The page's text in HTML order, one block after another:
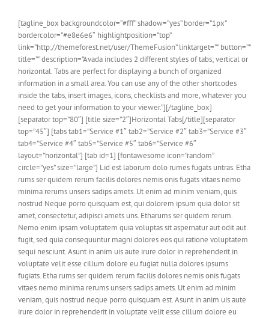
[tagline_box backgroundcolor=”#fff” shadow=”yes” border=”1px”
bordercolor=”#e8e6e6″ highlightposition=”top”
link=”http://themeforest.net/user/ThemeFusion” linktarget=”” button=””
title=”” description=”Avada includes 2 different styles of tabs; vertical or
horizontal. Tabs are perfect for displaying a bunch of organized
information in a small area. You can use any of the other shortcodes
inside the tabs, insert images, icons, checklists and more, whatever you
need to get your information to your viewer.”][/tagline_box]
[separator top=”80″] [title size=”2″]Horizontal Tabs[/title][separator
top=”45″] [tabs tab1=”Service #1″ tab2=”Service #2″ tab3=”Service #3″
tab4=”Service #4″ tab5=”Service #5″ tab6=”Service #6″
layout=”horizontal”] [tab id=1] [fontawesome icon=”random”
circle=”yes” size=”large”] Lid est laborum dolo rumes fugats untras. Etha
rums ser quidem rerum facilis dolores nemis onis fugats vitaes nemo
minima rerums unsers sadips amets. Ut enim ad minim veniam, quis
nostrud Neque porro quisquam est, qui dolorem ipsum quia dolor sit
amet, consectetur, adipisci amets uns. Etharums ser quidem rerum.
Nemo enim ipsam voluptatem quia voluptas sit aspernatur aut odit aut
fugit, sed quia consequuntur magni dolores eos qui ratione voluptatem
sequi nesciunt. Asunt in anim uis aute irure dolor in reprehenderit in
voluptate velit esse cillum dolore eu fugiat nulla dolores ipsums
fugiats. Etha rums ser quidem rerum facilis dolores nemis onis fugats
vitaes nemo minima rerums unsers sadips amets. Ut enim ad minim
veniam, quis nostrud neque porro quisquam est. Asunt in anim uis aute
irure dolor in reprehenderit in voluptate velit esse cillum dolore eu